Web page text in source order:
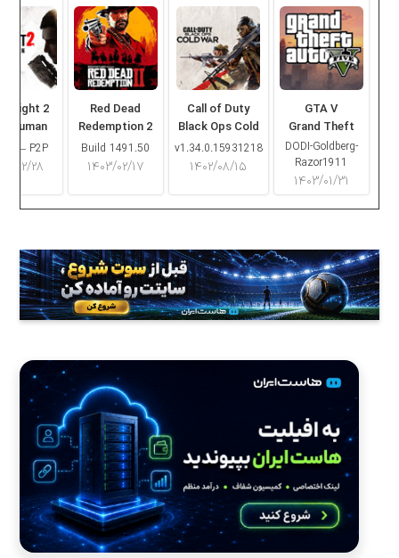
GTA V
Grand Theft
Auto V
DODI-Goldberg-
Razor1911
۱۴۰۳/۰۱/۳۱
Call of Duty
Black Ops Cold
War
v1.34.0.15931218
۱۴۰۲/۰۸/۱۵
Red Dead
Redemption 2
Build 1491.50
۱۴۰۳/۰۲/۱۷
Light 2
Human
– P2P
۱۴۰۳/